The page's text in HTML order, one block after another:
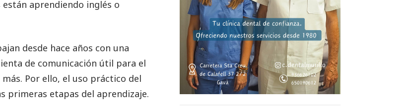
aprendiendo inglés o
desde hace años con una
de comunicación útil para el
Por ello, el uso práctico del
primeras etapas del aprendizaje.